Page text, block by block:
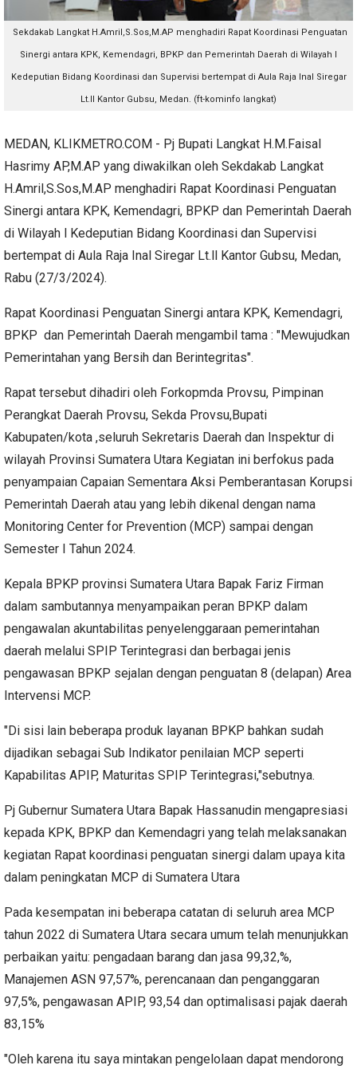
Sekdakab Langkat H.Amril,S.Sos,M.AP menghadiri Rapat Koordinasi Penguatan
Sinergi antara KPK, Kemendagri, BPKP dan Pemerintah Daerah di Wilayah l
Kedeputian Bidang Koordinasi dan Supervisi bertempat di Aula Raja Inal Siregar
Lt.ll Kantor Gubsu, Medan. (ft-kominfo langkat)
MEDAN, KLIKMETRO.COM - Pj Bupati Langkat H.M.Faisal
Hasrimy AP,M.AP yang diwakilkan oleh Sekdakab Langkat
H.Amril,S.Sos,M.AP menghadiri Rapat Koordinasi Penguatan
Sinergi antara KPK, Kemendagri, BPKP dan Pemerintah Daerah
di Wilayah l Kedeputian Bidang Koordinasi dan Supervisi
bertempat di Aula Raja Inal Siregar Lt.ll Kantor Gubsu, Medan,
Rabu (27/3/2024).
Rapat Koordinasi Penguatan Sinergi antara KPK, Kemendagri,
BPKP dan Pemerintah Daerah mengambil tama : "Mewujudkan
Pemerintahan yang Bersih dan Berintegritas".
Rapat tersebut dihadiri oleh Forkopmda Provsu, Pimpinan
Perangkat Daerah Provsu, Sekda Provsu,Bupati
Kabupaten/kota ,seluruh Sekretaris Daerah dan Inspektur di
wilayah Provinsi Sumatera Utara Kegiatan ini berfokus pada
penyampaian Capaian Sementara Aksi Pemberantasan Korupsi
Pemerintah Daerah atau yang lebih dikenal dengan nama
Monitoring Center for Prevention (MCP) sampai dengan
Semester I Tahun 2024.
Kepala BPKP provinsi Sumatera Utara Bapak Fariz Firman
dalam sambutannya menyampaikan peran BPKP dalam
pengawalan akuntabilitas penyelenggaraan pemerintahan
daerah melalui SPIP Terintegrasi dan berbagai jenis
pengawasan BPKP sejalan dengan penguatan 8 (delapan) Area
Intervensi MCP.
"Di sisi lain beberapa produk layanan BPKP bahkan sudah
dijadikan sebagai Sub Indikator penilaian MCP seperti
Kapabilitas APIP, Maturitas SPIP Terintegrasi,"sebutnya.
Pj Gubernur Sumatera Utara Bapak Hassanudin mengapresiasi
kepada KPK, BPKP dan Kemendagri yang telah melaksanakan
kegiatan Rapat koordinasi penguatan sinergi dalam upaya kita
dalam peningkatan MCP di Sumatera Utara
Pada kesempatan ini beberapa catatan di seluruh area MCP
tahun 2022 di Sumatera Utara secara umum telah menunjukkan
perbaikan yaitu: pengadaan barang dan jasa 99,32,%,
Manajemen ASN 97,57%, perencanaan dan penganggaran
97,5%, pengawasan APIP, 93,54 dan optimalisasi pajak daerah
83,15%
"Oleh karena itu saya mintakan pengelolaan dapat mendorong